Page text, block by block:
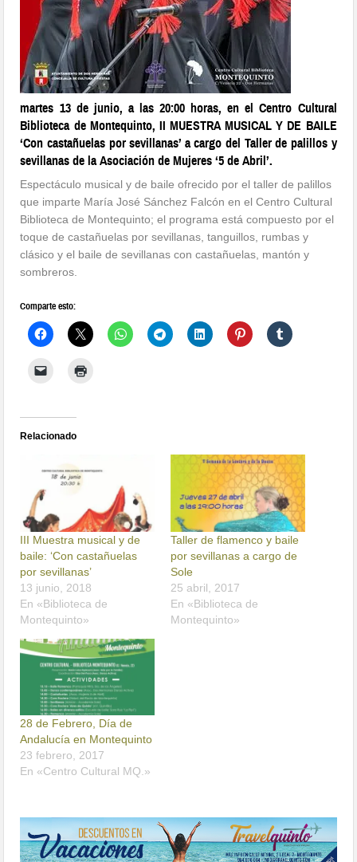
martes 13 de junio, a las 20:00 horas, en el Centro Cultural
Biblioteca de Montequinto, II MUESTRA MUSICAL Y DE BAILE
‘Con castañuelas por sevillanas’ a cargo del Taller de palillos y
sevillanas de la Asociación de Mujeres ‘5 de Abril’.
Espectáculo musical y de baile ofrecido por el taller de palillos
que imparte María José Sánchez Falcón en el Centro Cultural
Biblioteca de Montequinto; el programa está compuesto por el
toque de castañuelas por sevillanas, tanguillos, rumbas y
clásico y el baile de sevillanas con castañuelas, mantón y
sombreros.
Comparte esto:
Relacionado
III Muestra musical y de
baile: ‘Con castañuelas
por sevillanas’
13 junio, 2018
En «Biblioteca de
Montequinto»
Taller de flamenco y baile
por sevillanas a cargo de
Sole
25 abril, 2017
En «Biblioteca de
Montequinto»
28 de Febrero, Día de
Andalucía en Montequinto
23 febrero, 2017
En «Centro Cultural MQ.»